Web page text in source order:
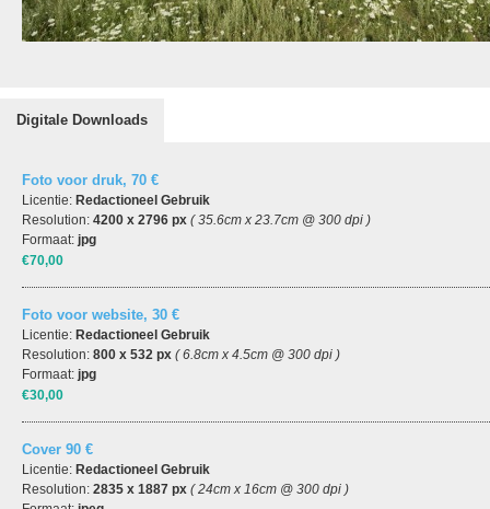
Digitale Downloads
Foto voor druk, 70 €
Licentie: Redactioneel Gebruik
Resolution: 4200 x 2796 px ( 35.6cm x 23.7cm @ 300 dpi )
Formaat: jpg
€70,00
Foto voor website, 30 €
Licentie: Redactioneel Gebruik
Resolution: 800 x 532 px ( 6.8cm x 4.5cm @ 300 dpi )
Formaat: jpg
€30,00
Cover 90 €
Licentie: Redactioneel Gebruik
Resolution: 2835 x 1887 px ( 24cm x 16cm @ 300 dpi )